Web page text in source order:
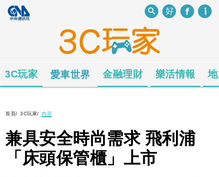
3C玩家 愛車世界 金融理財 樂活情報
首頁/ 3C玩家/ 內容
兼具安全時尚需求 飛利浦
「床頭保管櫃」上市